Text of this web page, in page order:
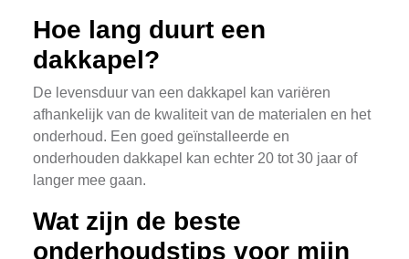
Hoe lang duurt een
dakkapel?
De levensduur van een dakkapel kan variëren
afhankelijk van de kwaliteit van de materialen en het
onderhoud. Een goed geïnstalleerde en
onderhouden dakkapel kan echter 20 tot 30 jaar of
langer mee gaan.
Wat zijn de beste
onderhoudstips voor mijn